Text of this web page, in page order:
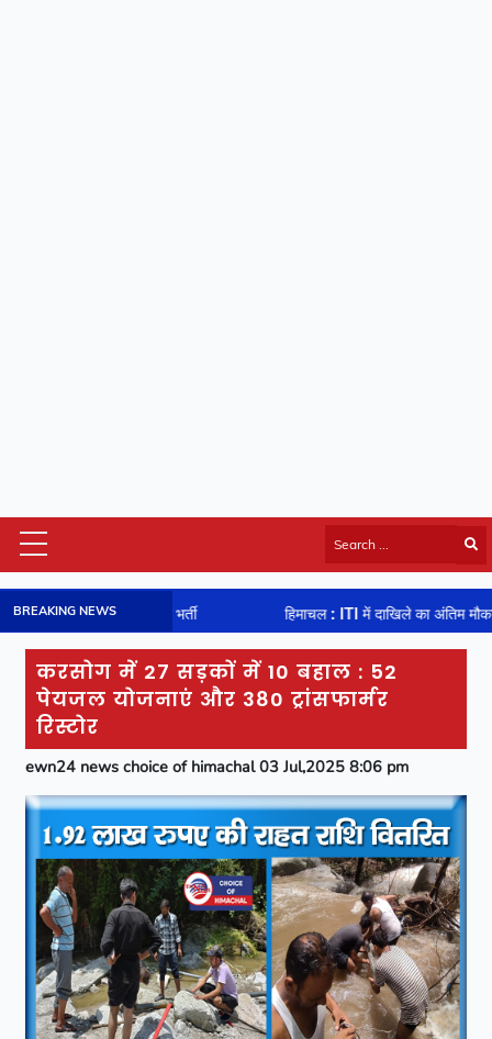
Himachal Latest
HP Board Results
National
Video
Viral News
Sports
Entertainment
Lifestyle
Business
Technology
Jobs/Career
BREAKING NEWS
पर भर्ती हिमाचल : ITI में दाखिले का अंतिम मौका : 8 अगस्त से शुरू हो
करसोग में 27 सड़कों में 10 बहाल : 52
पेयजल योजनाएं और 380 ट्रांसफार्मर
रिस्टोर
ewn24 news choice of himachal 03 Jul,2025 8:06 pm